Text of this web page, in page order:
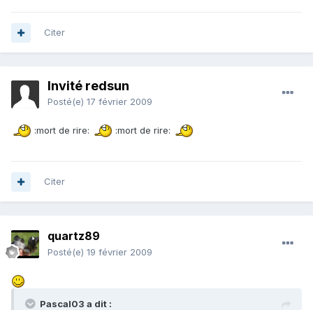
Citer
Invité redsun
Posté(e) 17 février 2009
:mort de rire: :mort de rire:
Citer
quartz89
Posté(e) 19 février 2009
Pascal03 a dit :